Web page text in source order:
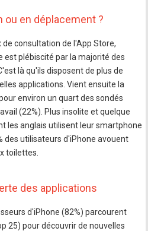
ou en déplacement ?
consultation de l'App Store,
est plébiscité par la majorité des
là qu'ils disposent de plus de
applications. Vient ensuite la
environ un quart des sondés
(22%). Plus insolite et quelque
les anglais utilisent leur smartphone
des utilisateurs d'iPhone avouent
toilettes.
des applications
d'iPhone (82%) parcourent
25) pour découvrir de nouvelles